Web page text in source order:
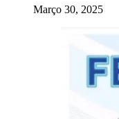
Março 30, 2025